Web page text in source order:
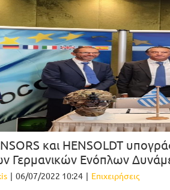
και HENSOLDT
Γερμανικών Ενόπλων
| 06/07/2022 10:24 | Επιχειρήσεις